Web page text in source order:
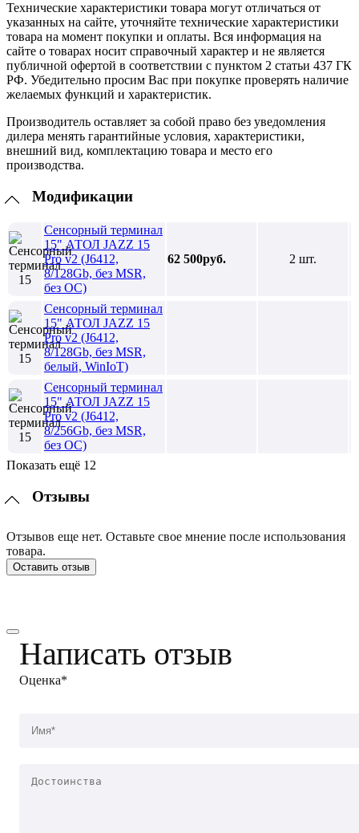
Технические характеристики товара могут отличаться от
указанных на сайте, уточняйте технические характеристики
товара на момент покупки и оплаты. Вся информация на
сайте о товарах носит справочный характер и не является
публичной офертой в соответствии с пунктом 2 статьи 437 ГК
РФ. Убедительно просим Вас при покупке проверять наличие
желаемых функций и характеристик.
Производитель оставляет за собой право без уведомления
дилера менять гарантийные условия, характеристики,
внешний вид, комплектацию товара и место его
производства.
Модификации
Сенсорный терминал
15" АТОЛ JAZZ 15
Pro v2 (J6412,
8/128Gb, без MSR,
без ОС)
62 500руб. 2 шт.
Сенсорный терминал
15" АТОЛ JAZZ 15
Pro v2 (J6412,
8/128Gb, без MSR,
белый, WinIoT)
Сенсорный терминал
15" АТОЛ JAZZ 15
Pro v2 (J6412,
8/256Gb, без MSR,
без ОС)
Показать ещё 12
Отзывы
Отзывов еще нет. Оставьте свое мнение после использования
товара.
Оставить отзыв
Написать отзыв
Оценка*